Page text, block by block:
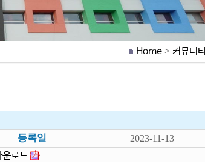
Home > 커뮤니티
등록일
2023-11-13
운로드